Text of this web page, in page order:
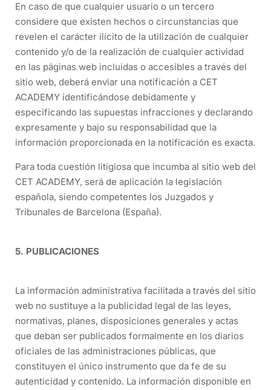
En caso de que cualquier usuario o un tercero
considere que existen hechos o circunstancias que
revelen el carácter ilícito de la utilización de cualquier
contenido y/o de la realización de cualquier actividad
en las páginas web incluidas o accesibles a través del
sitio web, deberá enviar una notificación a CET
ACADEMY identificándose debidamente y
especificando las supuestas infracciones y declarando
expresamente y bajo su responsabilidad que la
información proporcionada en la notificación es exacta.
Para toda cuestión litigiosa que incumba al sitio web del
CET ACADEMY, será de aplicación la legislación
española, siendo competentes los Juzgados y
Tribunales de Barcelona (España).
5. PUBLICACIONES
La información administrativa facilitada a través del sitio
web no sustituye a la publicidad legal de las leyes,
normativas, planes, disposiciones generales y actas
que deban ser publicados formalmente en los diarios
oficiales de las administraciones públicas, que
constituyen el único instrumento que da fe de su
autenticidad y contenido. La información disponible en